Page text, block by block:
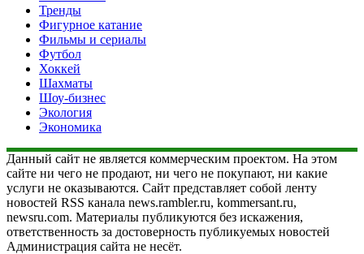
Тренды
Фигурное катание
Фильмы и сериалы
Футбол
Хоккей
Шахматы
Шоу-бизнес
Экология
Экономика
Данный сайт не является коммерческим проектом. На этом
сайте ни чего не продают, ни чего не покупают, ни какие
услуги не оказываются. Сайт представляет собой ленту
новостей RSS канала news.rambler.ru, kommersant.ru,
newsru.com. Материалы публикуются без искажения,
ответственность за достоверность публикуемых новостей
Администрация сайта не несёт.